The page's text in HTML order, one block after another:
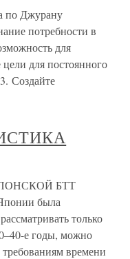
по Джурану
потребности в
для
для постоянного
Создайте
БТТ
была
только
е годы, можно
времени